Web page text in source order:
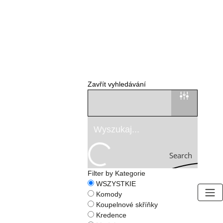
Zavřít vyhledávání
Search
Filter by Kategorie
WSZYSTKIE
Komody
Koupelnové skříňky
Kredence